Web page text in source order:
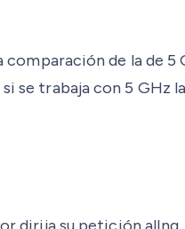
comparación de la de 5
se trabaja con 5